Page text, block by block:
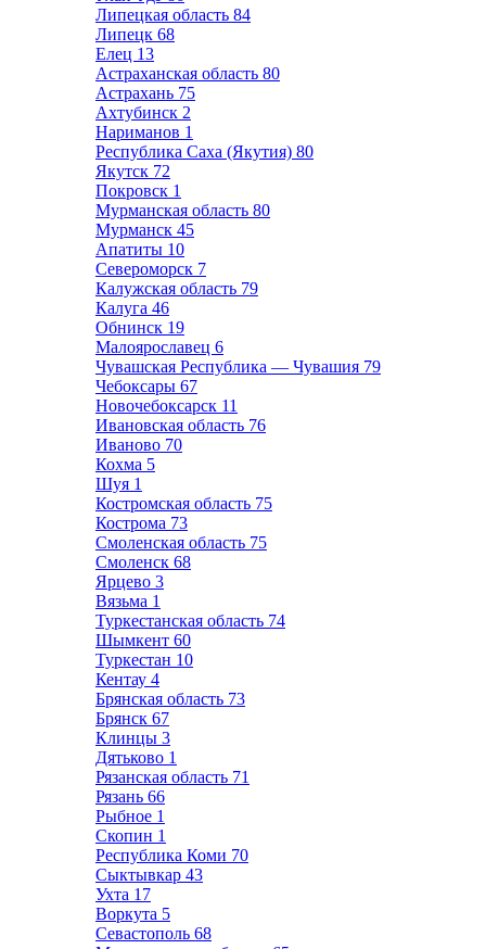
Липецкая область 84
Липецк 68
Елец 13
Астраханская область 80
Астрахань 75
Ахтубинск 2
Нариманов 1
Республика Саха (Якутия) 80
Якутск 72
Покровск 1
Мурманская область 80
Мурманск 45
Апатиты 10
Североморск 7
Калужская область 79
Калуга 46
Обнинск 19
Малоярославец 6
Чувашская Республика — Чувашия 79
Чебоксары 67
Новочебоксарск 11
Ивановская область 76
Иваново 70
Кохма 5
Шуя 1
Костромская область 75
Кострома 73
Смоленская область 75
Смоленск 68
Ярцево 3
Вязьма 1
Туркестанская область 74
Шымкент 60
Туркестан 10
Кентау 4
Брянская область 73
Брянск 67
Клинцы 3
Дятьково 1
Рязанская область 71
Рязань 66
Рыбное 1
Скопин 1
Республика Коми 70
Сыктывкар 43
Ухта 17
Воркута 5
Севастополь 68